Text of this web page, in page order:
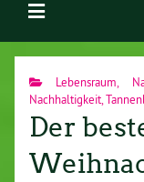
Lebensraum
Nachhaltigkeit
Der